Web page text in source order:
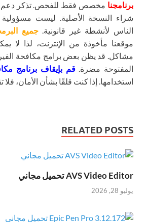
برنامجنا مخصص فقط للفحص. تذكر دعم
شراء النسخة الأصلية. ليست مسؤولية
الناس لأنشطة غير قانونية.جميع
موقعنا مأخوذة من الإنترنت، لذا لا
مشاكل. قد يظن بعض برامج مكافحة
المفتوحة مضرة.قم بإيقاف برنامج
استخدامها. إذا كنت قلقًا بشأن الأمان، فلا
RELATED POSTS
AVS Video Editor تحميل مجاني
يوليو 28, 2026